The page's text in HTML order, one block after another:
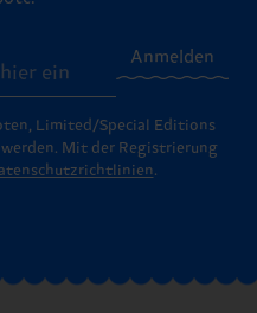
Anmelden
Limited/Special Editions
Mit der Registrierung
.